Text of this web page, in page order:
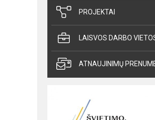
PROJEKTAI
LAISVOS DARBO
ATNAUJINIMŲ